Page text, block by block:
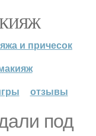
и причесок
отзывы
под